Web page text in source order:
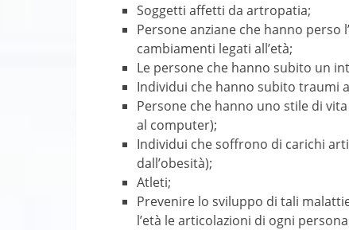
Soggetti affetti da artropatia;
Persone anziane che hanno perso
cambiamenti legati all’età;
Le persone che hanno subito un
Individui che hanno subito traumi
Persone che hanno uno stile di
al computer);
Individui che soffrono di carichi
dall’obesità);
Atleti;
Prevenire lo sviluppo di tali
l’età le articolazioni di ogni